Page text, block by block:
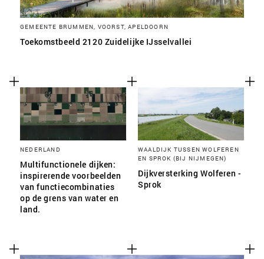
GEMEENTE BRUMMEN, VOORST, APELDOORN
Toekomstbeeld 2120 Zuidelijke IJsselvallei
NEDERLAND
Multifunctionele dijken:
inspirerende voorbeelden
van functiecombinaties
op de grens van water en
land.
WAALDIJK TUSSEN WOLFEREN
EN SPROK (BIJ NIJMEGEN)
Dijkversterking Wolferen -
Sprok